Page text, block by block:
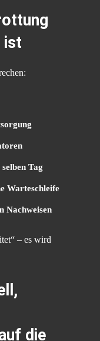
ist
Tag
Warteschleife
Nachweisen
– es wird
die